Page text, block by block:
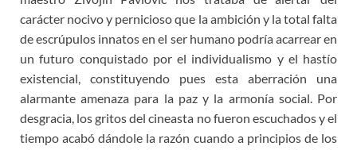
carácter nocivo y pernicioso que la ambición y la total falta
de escrúpulos innatos en el ser humano podría acarrear en
un futuro conquistado por el individualismo y el hastío
existencial, constituyendo pues esta aberración una
alarmante amenaza para la paz y la armonía social. Por
desgracia, los gritos del cineasta no fueron escuchados y el
tiempo acabó dándole la razón cuando a principios de los